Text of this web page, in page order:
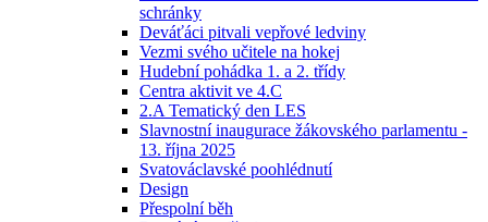
schránky
Deváťáci pitvali vepřové ledviny
Vezmi svého učitele na hokej
Hudební pohádka 1. a 2. třídy
Centra aktivit ve 4.C
2.A Tematický den LES
Slavnostní inaugurace žákovského parlamentu -
13. října 2025
Svatováclavské poohlédnutí
Design
Přespolní běh